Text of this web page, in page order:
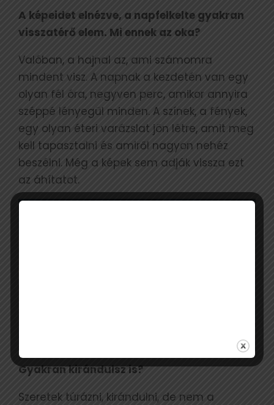
A képeidet elnézve, a napfelkelte gyakran
visszatérő elem. Mi ennek az oka?
Valóban, a hajnal az, ami számomra
mindent visz. A napnak a kezdetén van egy
olyan fél óra, negyven perc, amikor annyira
széppé lényegül minden. A színek, a fények,
egy olyan éteri varázslat jön létre, amit meg
kell tapasztalni és amiről nagyon nehéz
beszélni. Még a képek sem adják vissza ezt
az áhítatot.
Gyakran kirándulsz is?
Szeretek túrázni, kirándulni, de nem a